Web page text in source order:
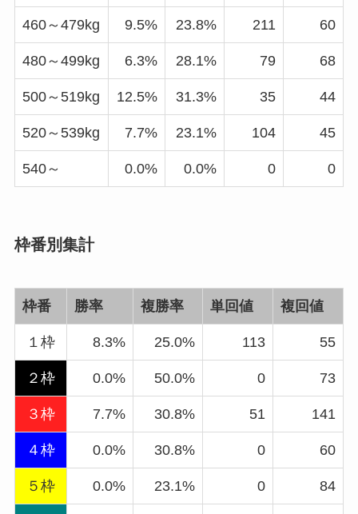
460～479kg 9.5% 23.8% 211 60
480～499kg 6.3% 28.1% 79 68
500～519kg 12.5% 31.3% 35 44
520～539kg 7.7% 23.1% 104 45
540～ 0.0% 0.0% 0 0
枠番別集計
枠番 勝率 複勝率 単回値 複回値
１枠 8.3% 25.0% 113 55
２枠 0.0% 50.0% 0 73
３枠 7.7% 30.8% 51 141
４枠 0.0% 30.8% 0 60
５枠 0.0% 23.1% 0 84